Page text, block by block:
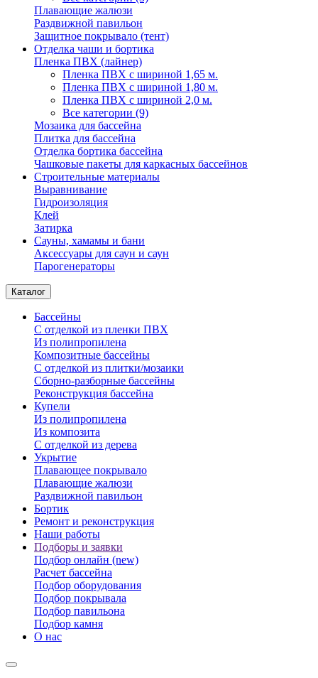
Плавающие жалюзи
Раздвижной павильон
Защитное покрывало (тент)
Отделка чаши и бортика
Пленка ПВХ (лайнер)
Пленка ПВХ с шириной 1,65 м.
Пленка ПВХ с шириной 1,80 м.
Пленка ПВХ с шириной 2,0 м.
Все категории (9)
Мозаика для бассейна
Плитка для бассейна
Отделка бортика бассейна
Чашковые пакеты для каркасных бассейнов
Строительные материалы
Выравнивание
Гидроизоляция
Клей
Затирка
Сауны, хамамы и бани
Аксессуары для саун и саун
Парогенераторы
Каталог
Бассейны
С отделкой из пленки ПВХ
Из полипропилена
Композитные бассейны
С отделкой из плитки/мозаики
Сборно-разборные бассейны
Реконструкция бассейна
Купели
Из полипропилена
Из композита
С отделкой из дерева
Укрытие
Плавающее покрывало
Плавающие жалюзи
Раздвижной павильон
Бортик
Ремонт и реконструкция
Наши работы
Подборы и заявки
Подбор онлайн (new)
Расчет бассейна
Подбор оборудования
Подбор покрывала
Подбор павильона
Подбор камня
О нас